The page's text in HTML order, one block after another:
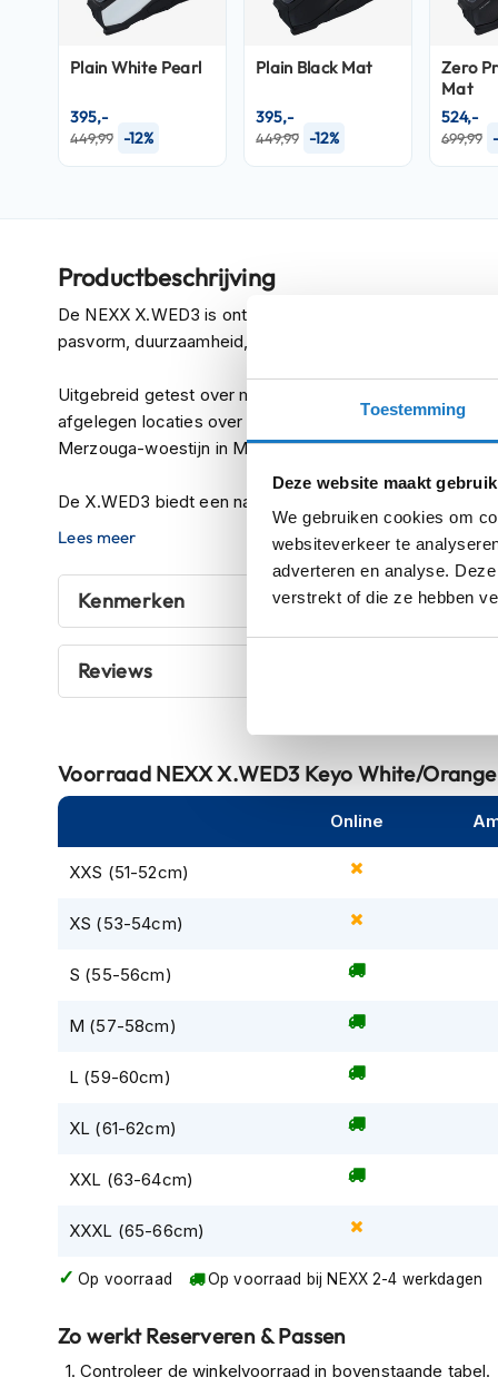
Toestemming
Deze website maakt
We gebruiken cookies om
websiteverkeer te
adverteren en analyse.
verstrekt of die ze hebben
Crosshelmen
Fietshelmen
accessoires
Vizieren
Oordoppen
helm
Helm
Motorjassen
motorjassen
Dames
motorjassen
motorjassen
Waterdichte
Leren
Textiele
Motorbroeken
motorbroeken
Dames
Doorwaai
motorbroeken
motorbroeken
Leren
Plain White Pearl
449,99 -12%
395,-
Plain Black Mat
449,99 -12%
395,-
Zero
Mat
699,99
524,-
Productbeschrijving
De NEXX X.WED3 is ontworpen zonder
pasvorm, duurzaamheid, uitzonderlijke functionaliteit en
Uitgebreid getest over meer dan 200.000 km door
afgelegen locaties over de hele wereld, van Alaska tot
Merzouga-woestijn in Marokko.
De X.WED3 biedt een naadloze overgang tussen off-
helm is ontworpen om thoracale letsels te verminderen
Het geavanceerde ventilatiesysteem, inclusief het
optimale luchtstroom. Het vizierontwerp met Recoil-
strategische piekvorm verbeteren de prestaties.
eenvoudige verwijdering. De X.WED3 is ook
technologie en hoogwaardig geluid.
Lees meer
Kenmerken
Reviews
Voorraad NEXX X.WED3 Keyo White/
Online
XXS (51-52cm)
XS (53-54cm)
S (55-56cm)
M (57-58cm)
L (59-60cm)
XL (61-62cm)
XXL (63-64cm)
XXXL (65-66cm)
Op voorraad Op voorraad bij NEXX 2-4 werkdagen
Zo werkt Reserveren & Passen
Controleer de winkelvoorraad in bovenstaande tabel.